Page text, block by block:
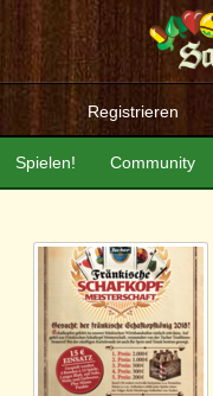
Registrieren
Community
Spielen!